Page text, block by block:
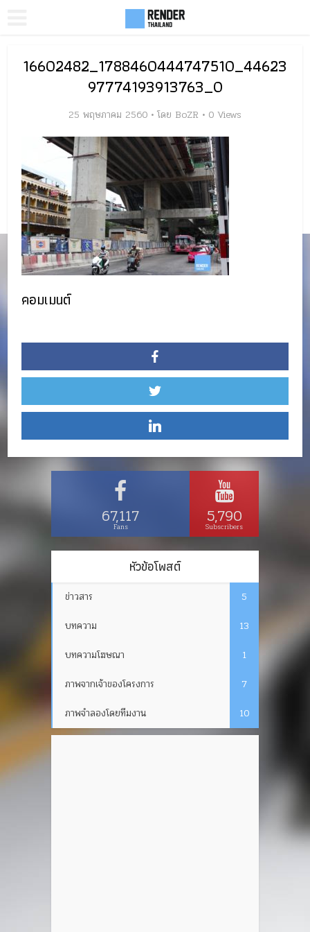
16602482_1788460444747510_44623
97774193913763_O
25 พฤษภาคม 2560 โดย BoZR 0 Views
คอมเมนต์
67,117
Fans 5,790
Subscribers
หัวข้อโพสต์
ข่าวสาร
5
บทความ
13
บทความโฆษณา
1
ภาพจากเจ้าของโครงการ
7
ภาพจำลองโดยทีมงาน
10